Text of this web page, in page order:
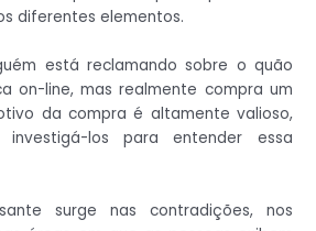
diferentes elementos.
está reclamando sobre o quão
on-line, mas realmente compra um
da compra é altamente valioso,
los para entender essa
surge nas contradições, nos